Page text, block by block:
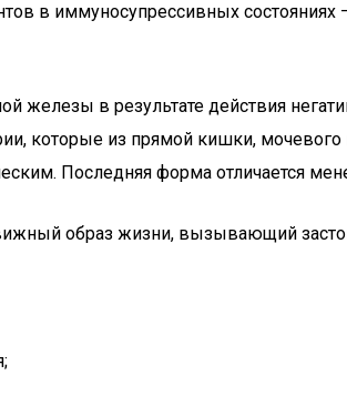
в иммуносупрессивных
железы в результате действия
которые из прямой кишки,
Последняя форма отличается
образ жизни, вызывающий